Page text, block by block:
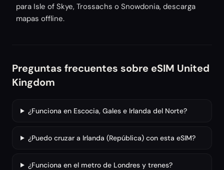
para Isle of Skye, Trossachs o Snowdonia, descarga
mapas offline.
Preguntas frecuentes sobre eSIM United
Kingdom
¿Funciona en Escocia, Gales e Irlanda del Norte?
¿Puedo cruzar a Irlanda (República) con esta eSIM?
¿Funciona en el metro de Londres y trenes?